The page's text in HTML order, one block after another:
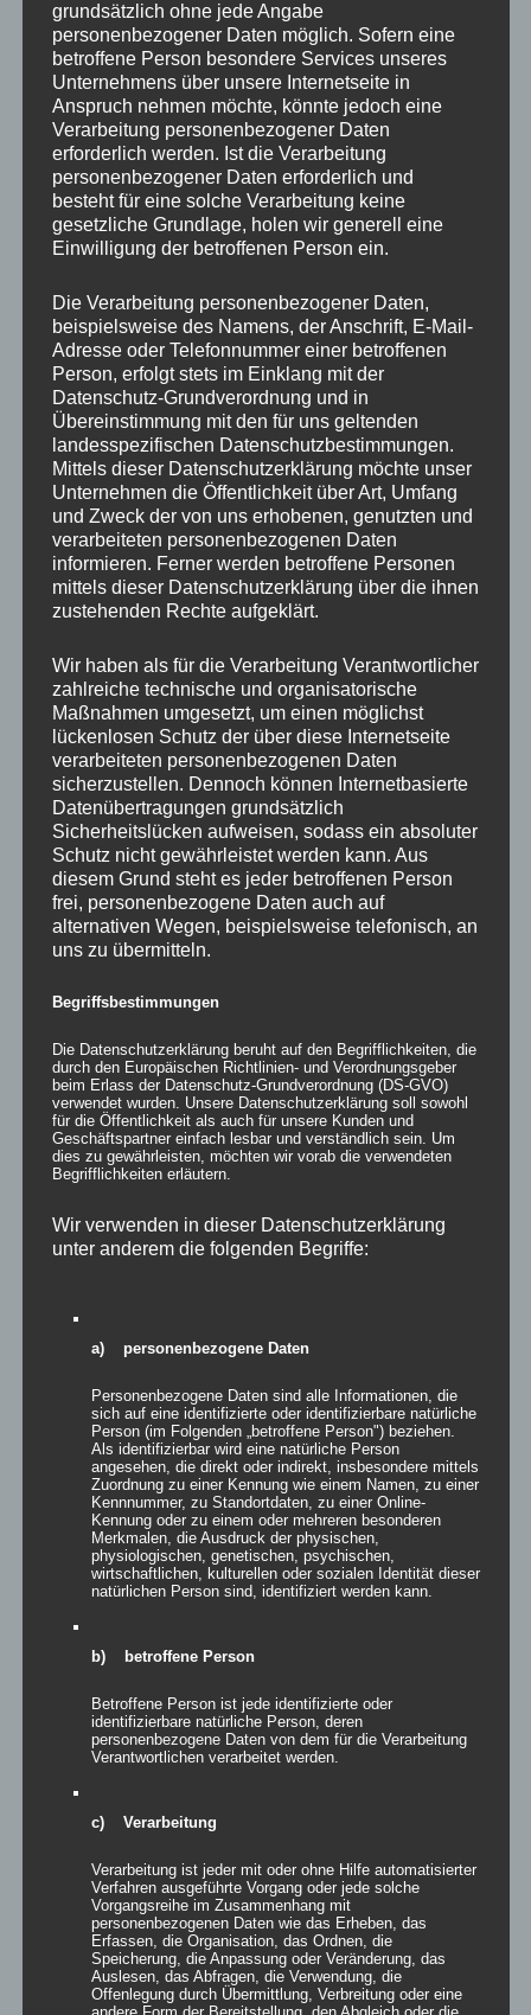
Im Derby gegen die Reserve von Eintracht Oberursel kam unsere
junge Mannschaft gut ins Spiel und war die ersten zehn Minuten
das tonangebende Team. Dann fiel etwas überraschend nach
einer Flanke über die rechte Seite das 0:1 durch den Oberurseler
Kapitän Bernhard Paping per Kopf. Nur sieben Minuten später
erhöhte Oliver Pereira erneut nach einer Flanke wiederum per
Kopfball auf 2:0. Unsere Jungs brauchten nach diesen beiden
Nackenschlägen etwas Zeit, um wieder zu ihrem Spiel zu finden.
Leider gelang es im Anschluss nicht, die kreierten Torchancen
auch in Tore umzumünzen. Folgerichtig ging es mit 0:2 in die
den Anschlusstreffer zu erzielen, was aber leider nicht gelang. So
waren es wiederum die Oberurseler Anhänger, die nach einem
cleveren Anpfiff das 3:0 in Minute 72 bejubeln durften. Nur sechs
Minuten später gab es Handelfmeter für unseren SVB, der
souverän von Mohamed Abdullahi verwandelt wurde. Kurz keimte
Hoffnung auf, ehe Jonas Kuttler mit seinem Treffer zum 4:1 den
Sack für die Eintracht in der 85 Minute endgültig zumachte.
Unsere junge Mannschaft muss weiter an sich arbeiten und
zusammenwachsen. Gegen die reiferen Oberurseler hingen die
Trauben an diesem Sonntag zu hoch. Am kommenden Sonntag
geht es nun gegen den aktuellen Tabellenführer, die Reserve von
Eintracht Feldberg.
Veröffentlicht unterAllgemein
Unsere Herren starten furios
auf unserer neuen Anlage in
die neue Saison
Veröffentlicht am12. August 2024vonwebmaster
Mit 5:0 behielt unsere neu formierte Mannschaft um unsere
beiden neuen Trainer Jens Gerbers und Patrick Dumont zum
Saisonauftakt die Oberhand gegen die Reservemannschaft
unserer Nachbarn aus Weißkirchen. Bei brütender Hitze „Im
Himmrich“ starteten beide Teams zerfahren und insbesondere vor
dem Tor fehlte oft die letzte Konsequenz. Trotz klarer
Feldüberlegenheit tat sich der SVB schwer klare Torchancen zu
kreieren und wäre nach einem Konter fast sogar in Rückstand
geraten, doch Kapitän Michael Kösterke zeigte eine starke
Parade und konnte so die Null halten, die auch am Ende noch
stehen sollte. So war es dann Mohamud Abdullahi mit einem
Flachschuss von halblinks im Sechzehner ins kurze Eck der den
Halbzeit bestand halten sollte. Nach der Halbzeit erhöhte Safak
Erdem nach seiner Einwechslung in der 49 Minute sehenswert
unhaltbar am Innenpfosten im langen Eck ein. Danach war das
Spiel von einigen Ungenauigkeiten und Fehlpässen – sicher auch
hitzebedingt – geprägt. In der Folge konne sich der Weißkirchner
Minuten drehte der SVB dann aber nochmal auf und traf erneut
durch Mohamud Abdullahi sowie einem Doppelpack von Maxime
Bock zum verdienten 5:0 Endstand, der dem SVB die
schlussendlich Tabellenführung bescherte.
Die Trainer Jens Gerbers und Patrick Dumont zeigten sich
glücklich über den gelungenen Auftakt. Am kommenden
Wochenende ist der SVB spielfrei, danach geht es im nächsten
grundsätzlich ohne jede Angabe
personenbezogener Daten möglich. Sofern eine
betroffene Person besondere Services unseres
Unternehmens über unsere Internetseite in
Anspruch nehmen möchte, könnte jedoch eine
Verarbeitung personenbezogener Daten
erforderlich werden. Ist die Verarbeitung
personenbezogener Daten erforderlich und
besteht für eine solche Verarbeitung keine
gesetzliche Grundlage, holen wir generell eine
Einwilligung der betroffenen Person ein.
Die Verarbeitung personenbezogener Daten,
beispielsweise des Namens, der Anschrift, E-Mail-
Adresse oder Telefonnummer einer betroffenen
Person, erfolgt stets im Einklang mit der
Datenschutz-Grundverordnung und in
Übereinstimmung mit den für uns geltenden
landesspezifischen Datenschutzbestimmungen.
Mittels dieser Datenschutzerklärung möchte unser
Unternehmen die Öffentlichkeit über Art, Umfang
und Zweck der von uns erhobenen, genutzten und
verarbeiteten personenbezogenen Daten
informieren. Ferner werden betroffene Personen
mittels dieser Datenschutzerklärung über die ihnen
zustehenden Rechte aufgeklärt.
Wir haben als für die Verarbeitung Verantwortlicher
zahlreiche technische und organisatorische
Maßnahmen umgesetzt, um einen möglichst
lückenlosen Schutz der über diese Internetseite
verarbeiteten personenbezogenen Daten
sicherzustellen. Dennoch können Internetbasierte
Datenübertragungen grundsätzlich
Sicherheitslücken aufweisen, sodass ein absoluter
Schutz nicht gewährleistet werden kann. Aus
diesem Grund steht es jeder betroffenen Person
frei, personenbezogene Daten auch auf
alternativen Wegen, beispielsweise telefonisch, an
uns zu übermitteln.
Begriffsbestimmungen
Die Datenschutzerklärung beruht auf den Begrifflichkeiten, die
durch den Europäischen Richtlinien- und Verordnungsgeber
beim Erlass der Datenschutz-Grundverordnung (DS-GVO)
verwendet wurden. Unsere Datenschutzerklärung soll sowohl
für die Öffentlichkeit als auch für unsere Kunden und
Geschäftspartner einfach lesbar und verständlich sein. Um
dies zu gewährleisten, möchten wir vorab die verwendeten
Begrifflichkeiten erläutern.
Wir verwenden in dieser Datenschutzerklärung
unter anderem die folgenden Begriffe:
a) personenbezogene Daten
Personenbezogene Daten sind alle Informationen, die
sich auf eine identifizierte oder identifizierbare natürliche
Person (im Folgenden „betroffene Person") beziehen.
Als identifizierbar wird eine natürliche Person
angesehen, die direkt oder indirekt, insbesondere mittels
Zuordnung zu einer Kennung wie einem Namen, zu einer
Kennnummer, zu Standortdaten, zu einer Online-
Kennung oder zu einem oder mehreren besonderen
Merkmalen, die Ausdruck der physischen,
physiologischen, genetischen, psychischen,
wirtschaftlichen, kulturellen oder sozialen Identität dieser
natürlichen Person sind, identifiziert werden kann.
b) betroffene Person
Betroffene Person ist jede identifizierte oder
identifizierbare natürliche Person, deren
personenbezogene Daten von dem für die Verarbeitung
Verantwortlichen verarbeitet werden.
c) Verarbeitung
Verarbeitung ist jeder mit oder ohne Hilfe automatisierter
Verfahren ausgeführte Vorgang oder jede solche
Vorgangsreihe im Zusammenhang mit
personenbezogenen Daten wie das Erheben, das
Erfassen, die Organisation, das Ordnen, die
Speicherung, die Anpassung oder Veränderung, das
Auslesen, das Abfragen, die Verwendung, die
Offenlegung durch Übermittlung, Verbreitung oder eine